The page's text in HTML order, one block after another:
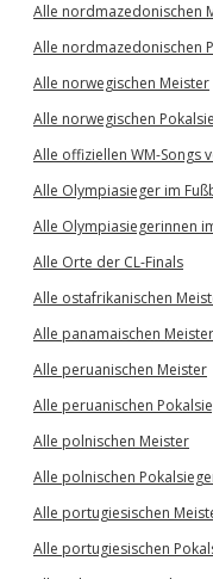
Alle nordmazedonischen
Alle nordmazedonischen
Alle norwegischen Meister
Alle norwegischen
Alle offiziellen WM-Songs
Alle Olympiasieger im
Alle Olympiasiegerinnen
Alle Orte der CL-Finals
Alle ostafrikanischen
Alle panamaischen Meister
Alle peruanischen Meister
Alle peruanischen
Alle polnischen Meister
Alle polnischen
Alle portugiesischen
Alle portugiesischen